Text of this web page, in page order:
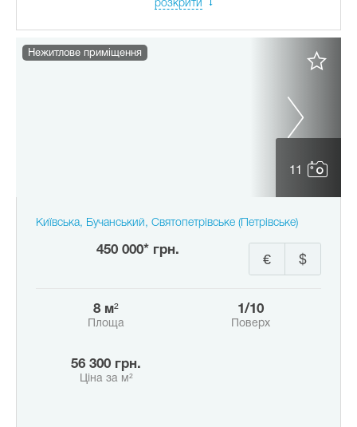
розкрити
11
Нежитлове приміщення
Київська, Бучанський, Святопетрівське (Петрівське)
450 000* грн.
$
€
8 м²
Площа
1/10
Поверх
56 300 грн.
Ціна за м²